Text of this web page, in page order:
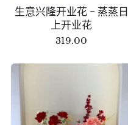
生意兴隆开业花 - 蒸蒸日
上开业花
319.00